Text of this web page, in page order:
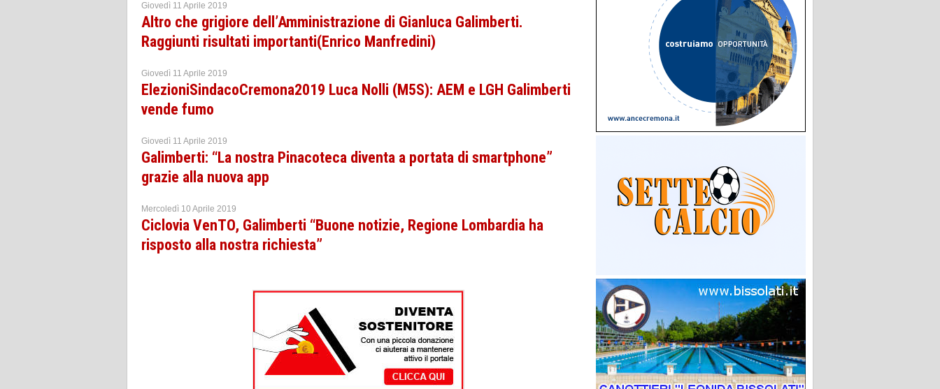
Giovedì 11 Aprile 2019
Altro che grigiore dell’Amministrazione di Gianluca Galimberti.
Raggiunti risultati importanti(Enrico Manfredini)
Giovedì 11 Aprile 2019
ElezioniSindacoCremona2019 Luca Nolli (M5S): AEM e LGH Galimberti
vende fumo
Giovedì 11 Aprile 2019
Galimberti: “La nostra Pinacoteca diventa a portata di smartphone”
grazie alla nuova app
Mercoledì 10 Aprile 2019
Ciclovia VenTO, Galimberti “Buone notizie, Regione Lombardia ha
risposto alla nostra richiesta”